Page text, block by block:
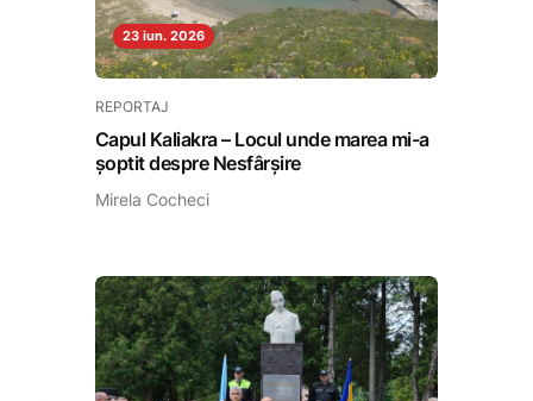
23 iun. 2026
REPORTAJ
Capul Kaliakra – Locul unde marea mi-a
șoptit despre Nesfârșire
Mirela Cocheci